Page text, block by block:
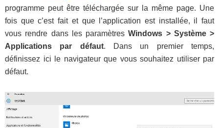
programme peut être téléchargée sur la même page. Une
fois que c’est fait et que l’application est installée, il faut
vous rendre dans les paramètresWindows > Système >
Applications par défaut. Dans un premier temps,
définissez ici le navigateur que vous souhaitez utiliser par
défaut.